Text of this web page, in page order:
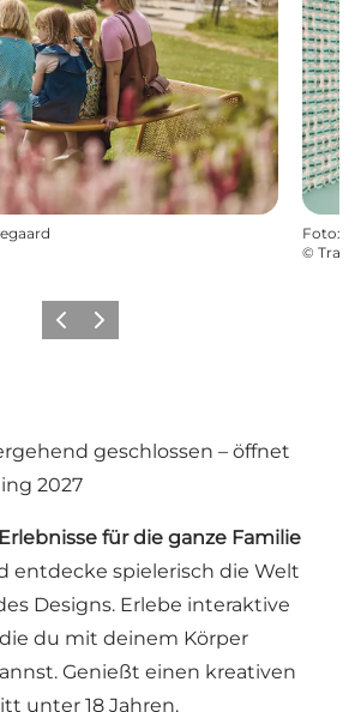
Foto:
©
Vorherige Folie
Nächste Folie
geschlossen – öffnet
2027
für die ganze Familie
entdecke spielerisch die Welt
Designs. Erlebe interaktive
du mit deinem Körper
Genießt einen kreativen
unter 18 Jahren.